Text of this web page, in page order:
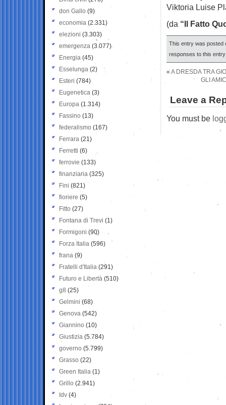
Viktoria Luise
(da “Il Fatto
This entry was posted
responses to this
« A DRESDA TRA
GLI
Leave a
You must be
don Gallo (9)
economia (2.331)
elezioni (3.303)
emergenza (3.077)
Energia (45)
Esselunga (2)
Esteri (784)
Eugenetica (3)
Europa (1.314)
Fassino (13)
federalismo (167)
Ferrara (21)
Ferretti (6)
ferrovie (133)
finanziaria (325)
Fini (821)
fioriere (5)
Fitto (27)
Fontana di Trevi (1)
Formigoni (90)
Forza Italia (596)
frana (9)
Fratelli d'Italia (291)
Futuro e Libertà (510)
g8 (25)
Gelmini (68)
Genova (542)
Giannino (10)
Giustizia (5.784)
governo (5.799)
Grasso (22)
Green Italia (1)
Grillo (2.941)
Idv (4)